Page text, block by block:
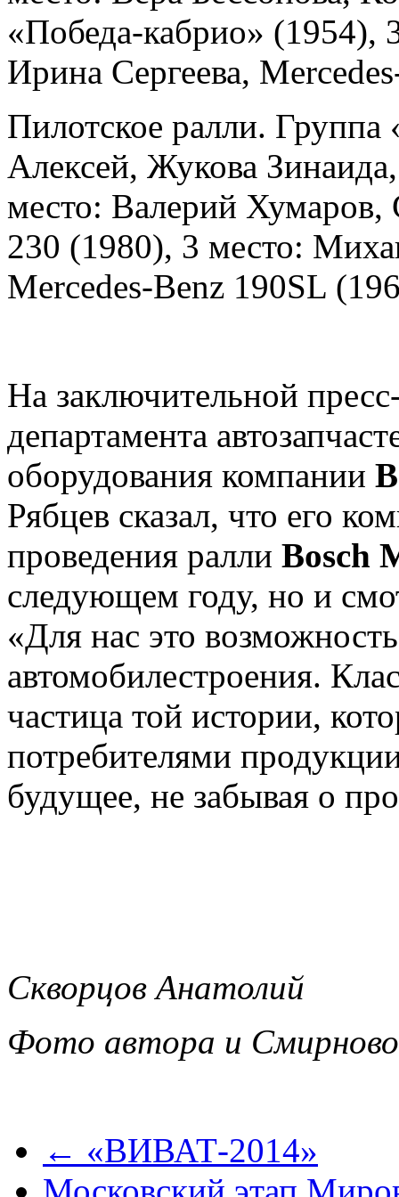
«Победа-кабрио» (1954),
Ирина Сергеева,
Пилотское ралли.
Алексей, Жукова
место: Валерий Хумаров,
230 (1980), 3 место:
Mercedes-Benz 190SL
На заключительной
департамента
оборудования компании
Рябцев сказал, что его
проведения ралли Bosch
следующем году, но и
«Для нас это
автомобилестроения.
частица той истории,
потребителями
будущее, не забывая о
Скворцов Анатолий
Фото автора и
← «ВИВАТ-2014»